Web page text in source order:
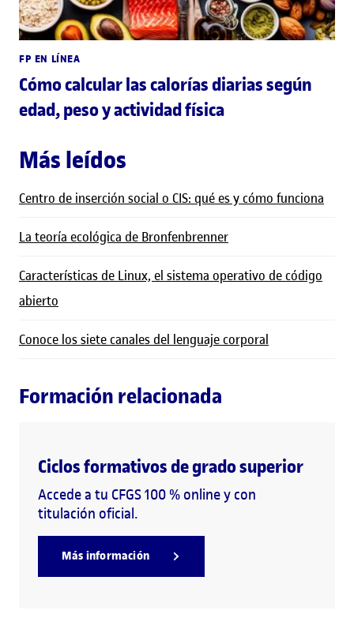
FP EN LÍNEA
Cómo calcular las calorías diarias según
edad, peso y actividad física
Más leídos
Centro de inserción social o CIS: qué es y cómo funciona
La teoría ecológica de Bronfenbrenner
Características de Linux, el sistema operativo de código
abierto
Conoce los siete canales del lenguaje corporal
Formación relacionada
Ciclos formativos de grado superior
Accede a tu CFGS 100 % online y con
titulación oficial.
Más información